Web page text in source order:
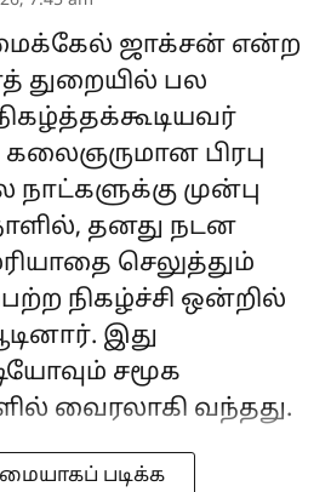
ஜாக்சன் என்ற
துறையில் பல
கலைஞருமான பிரபு
முன்பு
தனது நடன
செலுத்தும்
நிகழ்ச்சி ஒன்றில்
இது
சமூக
வைரலாகி வந்தது.
படிக்க